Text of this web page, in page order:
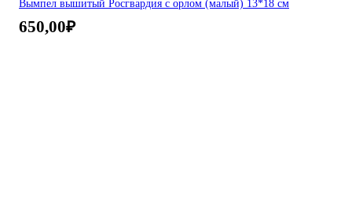
Вымпел вышитый Росгвардия с орлом (малый) 13*18 см
650,00₽